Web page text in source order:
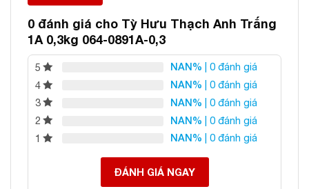
ĐÁ PHONG THỦY AN PHÁT – LỰA CHỌN SỐ 1 VỀ ĐÁ
PHONG THỦY
Địa chỉ: 60/69 Bùi Huy Bích, Hoàng Mai, Hà Nội
Điện thoại: 0982 627 166
Email:
daphongthuyanphat@gmail.com
0 đánh giá cho Tỳ Hưu Thạch Anh Trắng
1A 0,3kg 064-0891A-0,3
5 NAN% | 0 đánh giá
4
NAN% | 0 đánh giá
3
NAN% | 0 đánh giá
2
NAN% | 0 đánh giá
1
NAN% | 0 đánh giá
ĐÁNH GIÁ NGAY